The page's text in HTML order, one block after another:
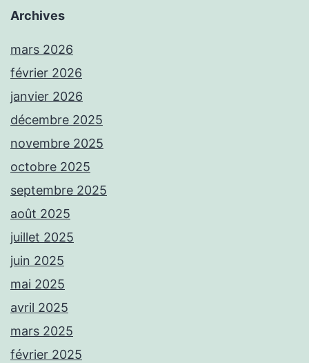
Archives
mars 2026
février 2026
janvier 2026
décembre 2025
novembre 2025
octobre 2025
septembre 2025
août 2025
juillet 2025
juin 2025
mai 2025
avril 2025
mars 2025
février 2025